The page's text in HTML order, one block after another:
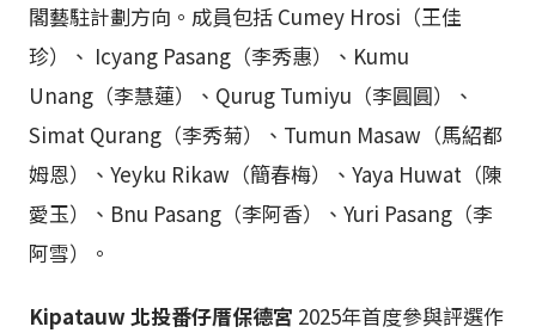
閣藝駐計劃方向。成員包括 Cumey Hrosi（王佳
珍）、 Icyang Pasang（李秀惠）、Kumu
Unang（李慧蓮）、Qurug Tumiyu（李圓圓）、
Simat Qurang（李秀菊）、Tumun Masaw（馬紹都
姆恩）、Yeyku Rikaw（簡春梅）、Yaya Huwat（陳
愛玉）、Bnu Pasang（李阿香）、Yuri Pasang（李
阿雪）。
Kipatauw 北投番仔厝保德宮 2025年首度參與評選作